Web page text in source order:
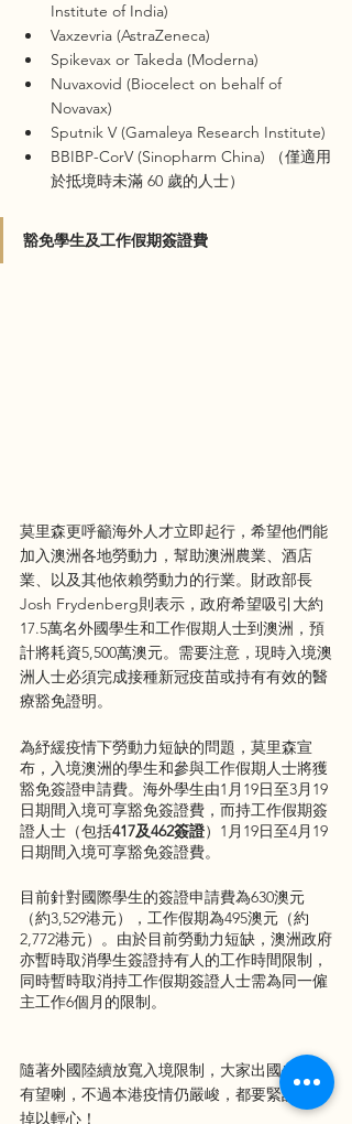
Institute of India)
Vaxzevria (AstraZeneca)
Spikevax or Takeda (Moderna)
Nuvaxovid (Biocelect on behalf of
Novavax)
Sputnik V (Gamaleya Research Institute)
BBIBP-CorV (Sinopharm China) （僅適用
於抵境時未滿 60 歲的人士）
豁免學生及工作假期簽證費
莫里森更呼籲海外人才立即起行，希望他們能
加入澳洲各地勞動力，幫助澳洲農業、酒店
業、以及其他依賴勞動力的行業。財政部長
Josh Frydenberg則表示，政府希望吸引大約
17.5萬名外國學生和工作假期人士到澳洲，預
計將耗資5,500萬澳元。需要注意，現時入境澳
洲人士必須完成接種新冠疫苗或持有有效的醫
療豁免證明。
為紓緩疫情下勞動力短缺的問題，莫里森宣
布，入境澳洲的學生和參與工作假期人士將獲
豁免簽證申請費。海外學生由1月19日至3月19
日期間入境可享豁免簽證費，而持工作假期簽
證人士（包括417及462簽證）1月19日至4月19
日期間入境可享豁免簽證費。
目前針對國際學生的簽證申請費為630澳元
（約3,529港元），工作假期為495澳元（約
2,772港元）。由於目前勞動力短缺，澳洲政府
亦暫時取消學生簽證持有人的工作時間限制，
同時暫時取消持工作假期簽證人士需為同一僱
主工作6個月的限制。
隨著外國陸續放寬入境限制，大家出國去旅行
有望喇，不過本港疫情仍嚴峻，都要緊記切勿
掉以輕心！